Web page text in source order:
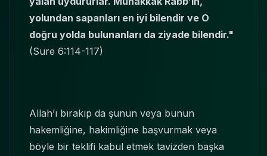
yolundan sapanları en iyi bilendir ve O
doğru yolda bulunanları da ziyade bilendir."
(Sure 6:114-117)
Allah’ı bırakıp da şunun veya bunun
hakemliğine, hakimliğine başvurmak veya
böyle bir teklifi kabul etmek tavizden başka